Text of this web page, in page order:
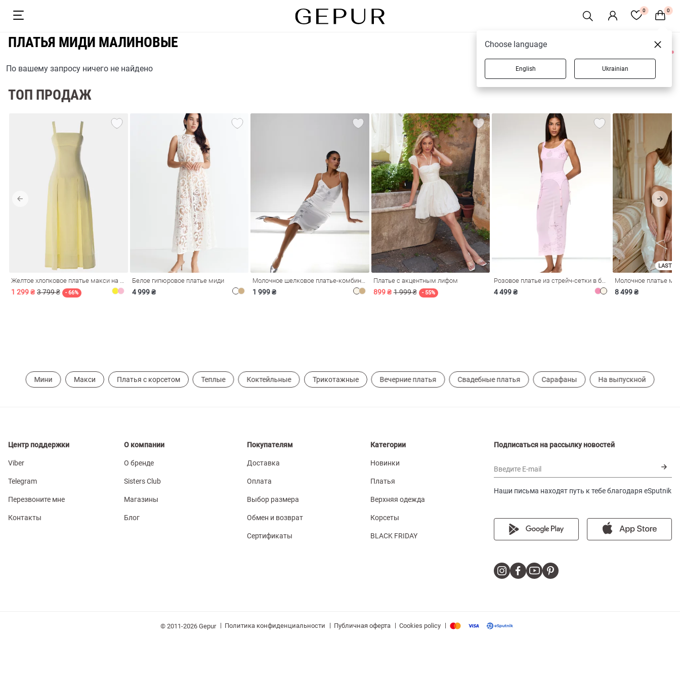
0 0
ПЛАТЬЯ МИДИ МАЛИНОВЫЕ
0 товаров
По вашему запросу ничего не найдено
ТОП ПРОДАЖ
1 299 ₴ 3 799 ₴ - 66%
Белое гипюровое платье миди
4 999 ₴ 1 999 ₴
Платье с акцентным лифом
899 ₴ 1 999 ₴ - 55% 4 499 ₴
LAST
8 499 ₴
Мини Макси Платья с корсетом Теплые Коктейльные Трикотажные Вечерние платья Свадебные платья Сарафаны На выпускной
Центр поддержки
Viber
Telegram
Перезвоните мне
Контакты
О компании
О бренде
Sisters Club
Магазины
Блог
Покупателям
Доставка
Оплата
Выбор размера
Обмен и возврат
Сертификаты
Категории
Новинки
Платья
Верхняя одежда
Корсеты
BLACK FRIDAY
Подписаться на рассылку новостей
Введите E-mail
Наши письма находят путь к тебе благодаря eSputnik
© 2011-2026 Gepur | Политика конфиденциальности | Публичная оферта | Cookies policy |
Choose language
English Ukrainian